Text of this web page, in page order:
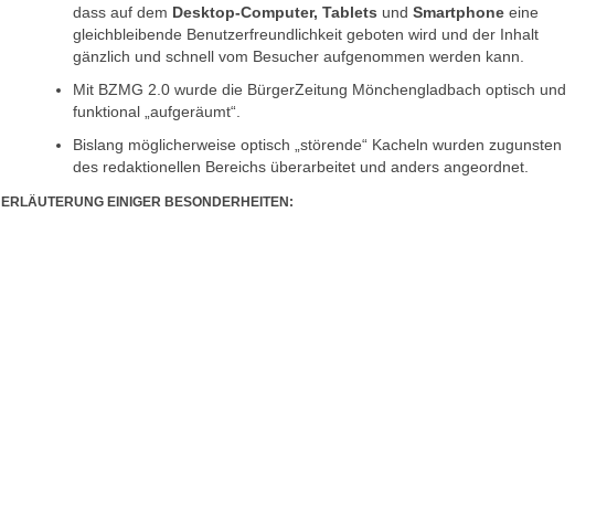
dass auf dem Desktop-Computer, Tablets und Smartphone eine
gleich­bleibende Benutzerfreundlichkeit geboten wird und der Inhalt
gänzlich und schnell vom Besucher aufge­nommen werden kann.
Mit BZMG 2.0 wurde die Bürger­Zeitung Mönchengladbach optisch und
funktional „aufgeräumt“.
Bislang möglicherweise optisch „störende“ Kacheln wurden zugunsten
des redaktionellen Bereichs überar­beitet und anders angeordnet.
ERLÄUTERUNG EINIGER BESONDERHEITEN: